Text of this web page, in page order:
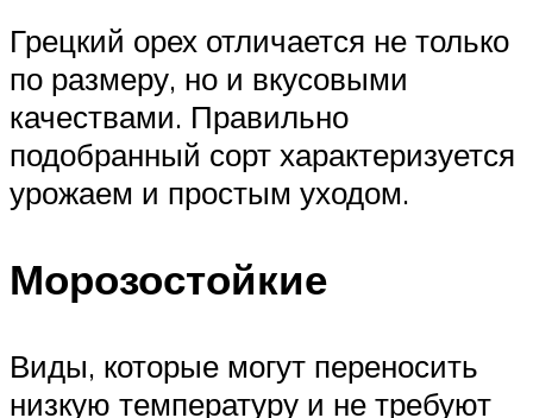
Грецкий орех отличается не только
по размеру, но и вкусовыми
качествами. Правильно
подобранный сорт характеризуется
урожаем и простым уходом.
Морозостойкие
Виды, которые могут переносить
низкую температуру и не требуют